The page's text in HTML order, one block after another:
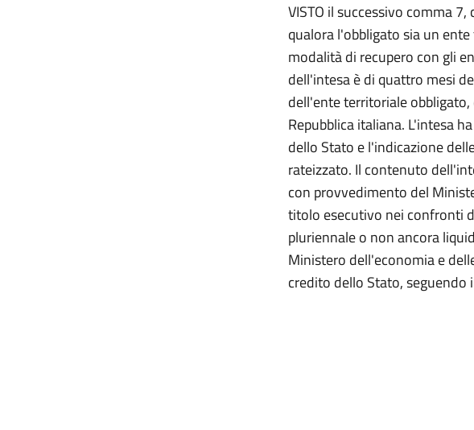
VISTO il successivo comma
qualora l'obbligato sia un
modalità di recupero con gli
dell'intesa è di quattro mesi
dell'ente territoriale
Repubblica italiana. L'intesa
dello Stato e l'indicazione
rateizzato. Il contenuto
con provvedimento del
titolo esecutivo nei confronti
pluriennale o non ancora
Ministero dell'economia e
credito dello Stato,